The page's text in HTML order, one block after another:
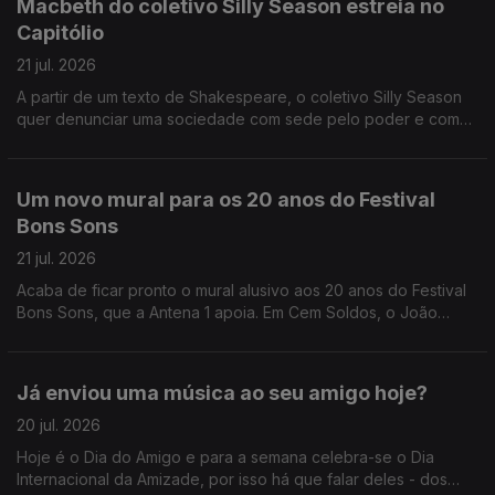
Macbeth do coletivo Silly Season estreia no
Capitólio
21 jul. 2026
A partir de um texto de Shakespeare, o coletivo Silly Season
quer denunciar uma sociedade com sede pelo poder e com
Um novo mural para os 20 anos do Festival
Bons Sons
21 jul. 2026
Acaba de ficar pronto o mural alusivo aos 20 anos do Festival
Bons Sons, que a Antena 1 apoia. Em Cem Soldos, o João
Já enviou uma música ao seu amigo hoje?
20 jul. 2026
Hoje é o Dia do Amigo e para a semana celebra-se o Dia
Internacional da Amizade, por isso há que falar deles - dos